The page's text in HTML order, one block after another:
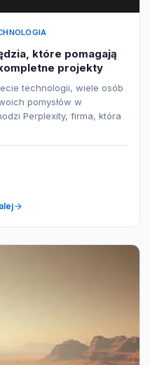
które pomagają
projekty
technologii, wiele osób
pomysłów w
Perplexity, firma, która